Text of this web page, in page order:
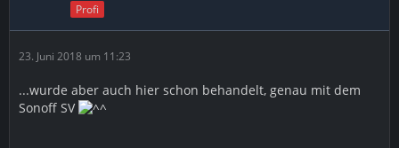
Profi
23. Juni 2018 um 11:23
...wurde aber auch hier schon behandelt, genau mit dem
Sonoff SV